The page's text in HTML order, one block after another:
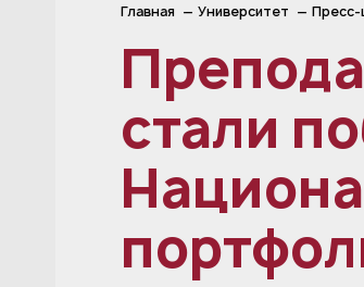
Главная Университет
стали